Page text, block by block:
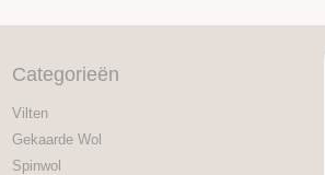
Categorieën
Vilten
Gekaarde Wol
Spinwol